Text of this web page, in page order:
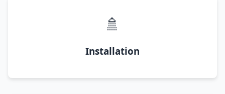
🚿
Installation